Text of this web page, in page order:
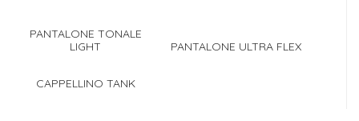
PANTALONE TONALE
LIGHT
PANTALONE ULTRA FLEX
CAPPELLINO TANK